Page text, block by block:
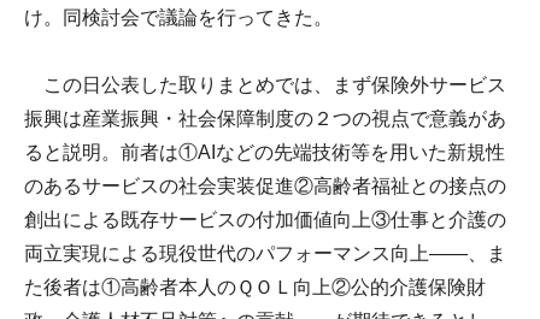
け。同検討会で議論を行ってきた。
この日公表した取りまとめでは、まず保険外サービス
振興は産業振興・社会保障制度の２つの視点で意義があ
ると説明。前者は①AIなどの先端技術等を用いた新規性
のあるサービスの社会実装促進②高齢者福祉との接点の
創出による既存サービスの付加価値向上③仕事と介護の
両立実現による現役世代のパフォーマンス向上――、ま
た後者は①高齢者本人のＱＯＬ向上②公的介護保険財